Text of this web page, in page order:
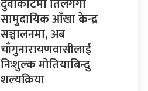
दुवाकोटमा तिलगंगा
सामुदायिक आँखा केन्द्र
सञ्चालनमा, अब
चाँगुनारायणवासीलाई
निःशुल्क मोतियाबिन्दु
शल्यक्रिया